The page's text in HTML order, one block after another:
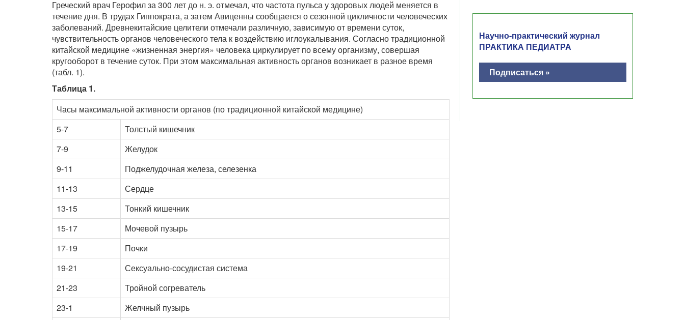
Греческий врач Герофил за 300 лет до н. э. отмечал, что частота пульса у здоровых людей меняется в
течение дня. В трудах Гиппократа, а затем Авиценны сообщается о сезонной цикличности человеческих
заболеваний. Древнекитайские целители отмечали различную, зависимую от времени суток,
чувствительность органов человеческого тела к воздействию иглоукалывания. Согласно традиционной
китайской медицине «жизненная энергия» человека циркулирует по всему организму, совершая
кругооборот в течение суток. При этом максимальная активность органов возникает в разное время
(табл. 1).
Таблица 1.
Часы максимальной активности органов (по традиционной китайской медицине)
5-7
Толстый кишечник
7-9
Желудок
9-11
Поджелудочная железа, селезенка
11-13
Сердце
13-15
Тонкий кишечник
15-17
Мочевой пузырь
17-19
Почки
19-21
Сексуально-сосудистая система
21-23
Тройной согреватель
23-1
Желчный пузырь
Научно-практический журнал
ПРАКТИКА ПЕДИАТРА
Подписаться »